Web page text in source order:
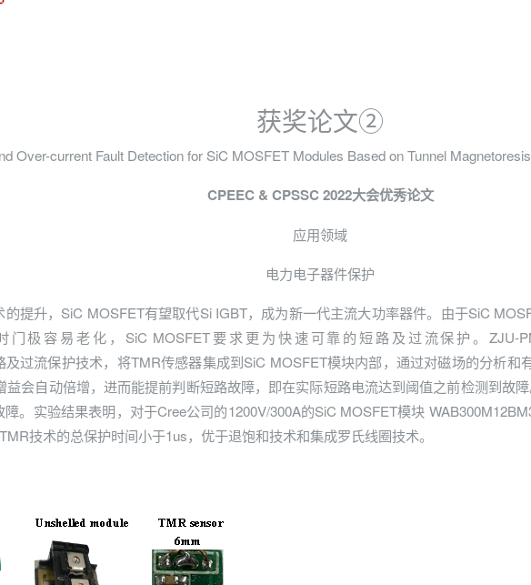
获奖论文②
Over-current Fault Detection for SiC MOSFET Modules Based on Tunnel
CPEEC & CPSSC 2022大会优秀论文
应用领域
电力电子器件保护
提升，SiC MOSFET有望取代Si IGBT，成为新一代主流大功率器件。由于SiC
门极容易老化，SiC MOSFET要求更为快速可靠的短路及过流保护。ZJU-
及过流保护技术，将TMR传感器集成到SiC MOSFET模块内部，通过对磁场的分析
益会自动倍增，进而能提前判断短路故障，即在实际短路电流达到阈值之前检测到故
障。实验结果表明，对于Cree公司的1200V/300A的SiC MOSFET模块
技术的总保护时间小于1us，优于退饱和技术和集成罗氏线圈技术。